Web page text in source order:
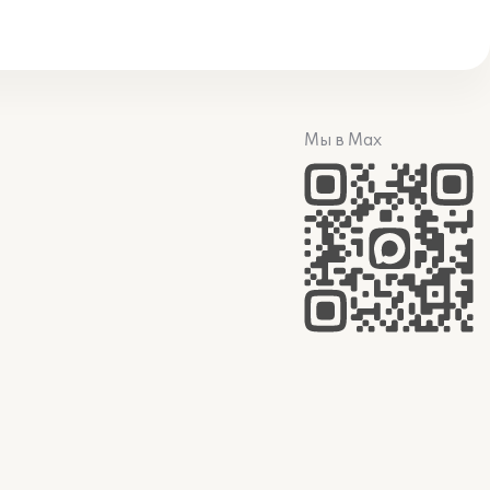
Мы в Max